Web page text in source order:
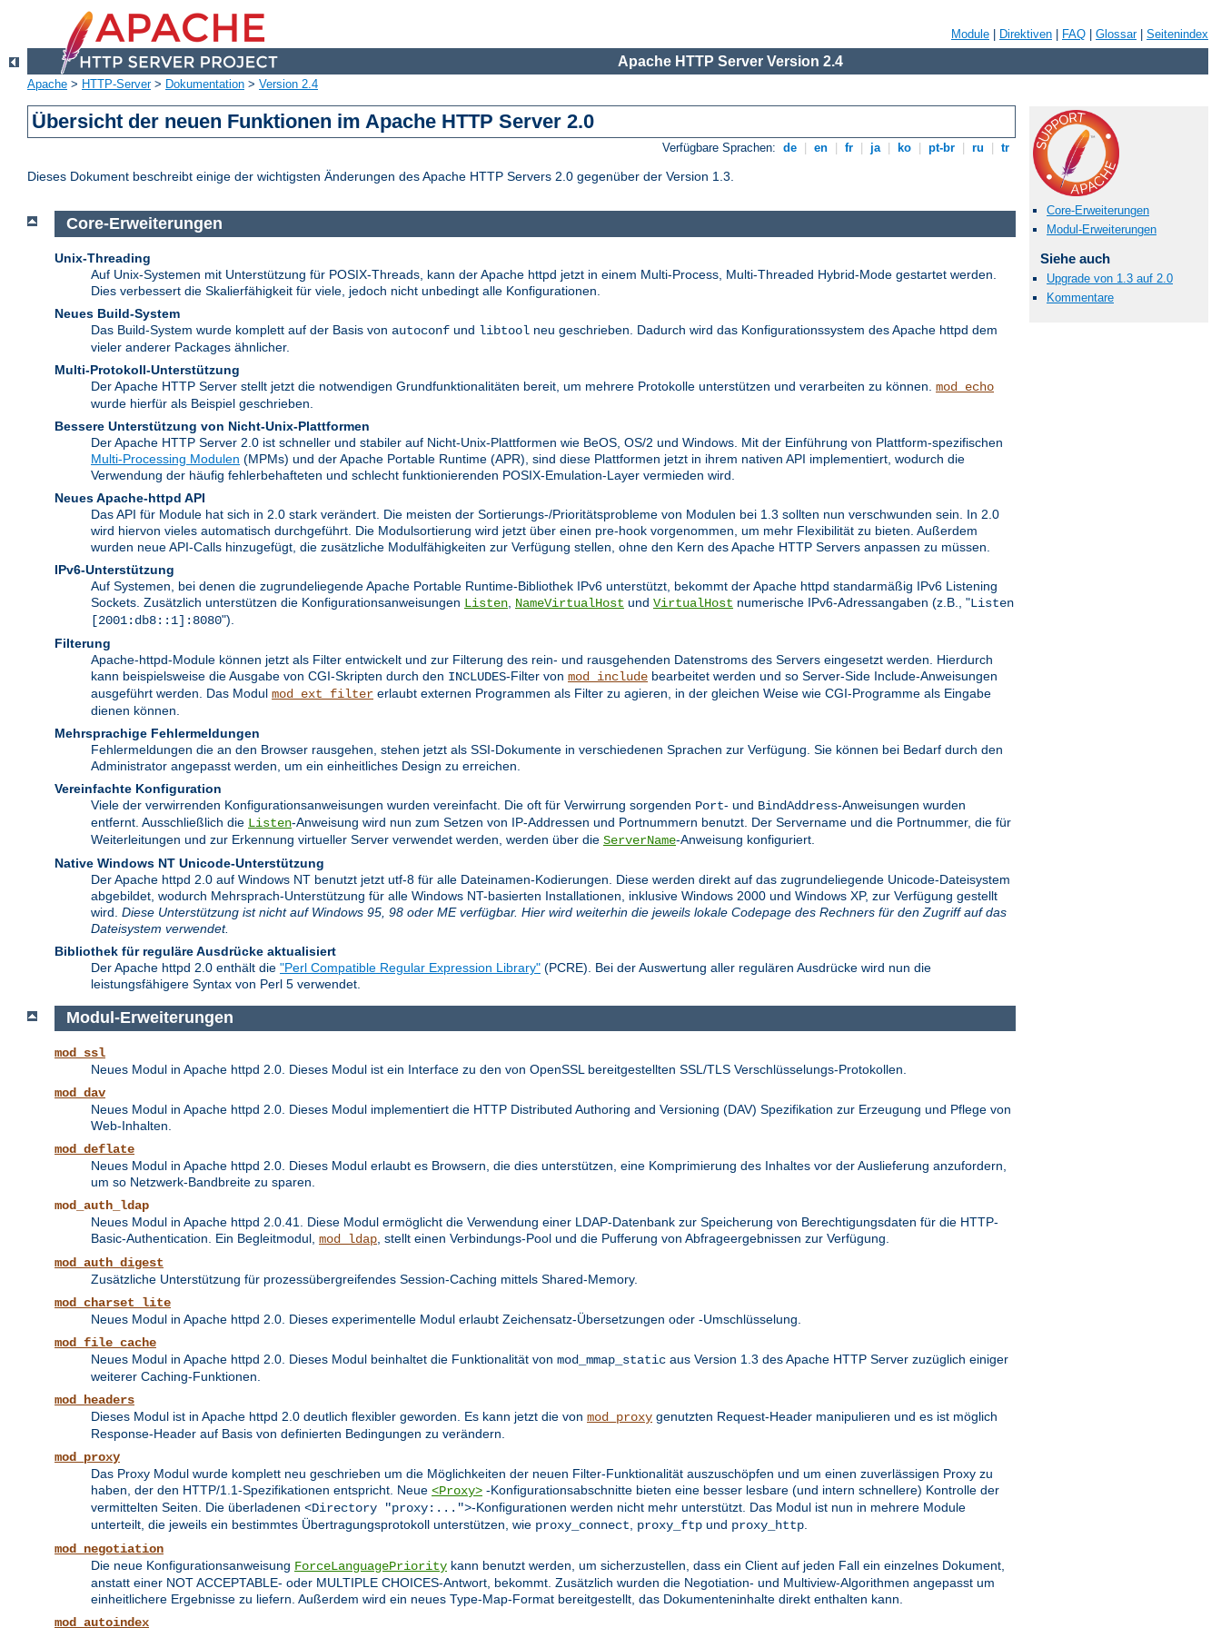
Module Direktiven FAQ Glossar| Seitenindex
Apache HTTP Server Version 2.4
Apache > HTTP-Server> Dokumentation > Version 2.4
Übersicht der neuen Funktionen im Apache HTTP Server 2.0
Verfügbare Sprachen: de en fr ja ko pt-br ru tr
Dieses Dokument beschreibt einige der wichtigsten Änderungen des Apache HTTP Servers 2.0 gegenüber der Version 1.3.
Core-Erweiterungen
Modul-Erweiterungen
Siehe auch
Upgrade von 1.3 auf 2.0
Kommentare
Core-Erweiterungen
Unix-Threading
Auf Unix-Systemen mit Unterstützung für POSIX-Threads, kann der Apache httpd jetzt in einem Multi-Process, Multi-Threaded Hybrid-Mode gestartet werden.
Dies verbessert die Skalierfähigkeit für viele, jedoch nicht unbedingt alle Konfigurationen.
Neues Build-System
Das Build-System wurde komplett auf der Basis von autoconf und libtool neu geschrieben. Dadurch wird das Konfigurationssystem des Apache httpd dem
vieler anderer Packages ähnlicher.
Multi-Protokoll-Unterstützung
Der Apache HTTP Server stellt jetzt die notwendigen Grundfunktionalitäten bereit, um mehrere Protokolle unterstützen und verarbeiten zu können. mod_echo
wurde hierfür als Beispiel geschrieben.
Bessere Unterstützung von Nicht-Unix-Plattformen
Der Apache HTTP Server 2.0 ist schneller und stabiler auf Nicht-Unix-Plattformen wie BeOS, OS/2 und Windows. Mit der Einführung von Plattform-spezifischen
Multi-Processing Modulen (MPMs) und der Apache Portable Runtime (APR), sind diese Plattformen jetzt in ihrem nativen API implementiert, wodurch die
Verwendung der häufig fehlerbehafteten und schlecht funktionierenden POSIX-Emulation-Layer vermieden wird.
Neues Apache-httpd API
Das API für Module hat sich in 2.0 stark verändert. Die meisten der Sortierungs-/Prioritätsprobleme von Modulen bei 1.3 sollten nun verschwunden sein. In 2.0
wird hiervon vieles automatisch durchgeführt. Die Modulsortierung wird jetzt über einen pre-hook vorgenommen, um mehr Flexibilität zu bieten. Außerdem
wurden neue API-Calls hinzugefügt, die zusätzliche Modulfähigkeiten zur Verfügung stellen, ohne den Kern des Apache HTTP Servers anpassen zu müssen.
IPv6-Unterstützung
Auf Systemen, bei denen die zugrundeliegende Apache Portable Runtime-Bibliothek IPv6 unterstützt, bekommt der Apache httpd standarmäßig IPv6 Listening
Sockets. Zusätzlich unterstützen die Konfigurationsanweisungen Listen NameVirtualHost und VirtualHost numerische IPv6-Adressangaben (z.B., "Listen
[2001:db8::1]:8080").
Filterung
Apache-httpd-Module können jetzt als Filter entwickelt und zur Filterung des rein- und rausgehenden Datenstroms des Servers eingesetzt werden. Hierdurch
kann beispielsweise die Ausgabe von CGI-Skripten durch den INCLUDES-Filter von mod_include bearbeitet werden und so Server-Side Include-Anweisungen
ausgeführt werden. Das Modul mod_ext_filter erlaubt externen Programmen als Filter zu agieren, in der gleichen Weise wie CGI-Programme als Eingabe
dienen können.
Mehrsprachige Fehlermeldungen
Fehlermeldungen die an den Browser rausgehen, stehen jetzt als SSI-Dokumente in verschiedenen Sprachen zur Verfügung. Sie können bei Bedarf durch den
Administrator angepasst werden, um ein einheitliches Design zu erreichen.
Vereinfachte Konfiguration
Viele der verwirrenden Konfigurationsanweisungen wurden vereinfacht. Die oft für Verwirrung sorgenden Port- und BindAddress-Anweisungen wurden
entfernt. Ausschließlich die Listen-Anweisung wird nun zum Setzen von IP-Addressen und Portnummern benutzt. Der Servername und die Portnummer, die für
Weiterleitungen und zur Erkennung virtueller Server verwendet werden, werden über die ServerName-Anweisung konfiguriert.
Native Windows NT Unicode-Unterstützung
Der Apache httpd 2.0 auf Windows NT benutzt jetzt utf-8 für alle Dateinamen-Kodierungen. Diese werden direkt auf das zugrundeliegende Unicode-Dateisystem
abgebildet, wodurch Mehrsprach-Unterstützung für alle Windows NT-basierten Installationen, inklusive Windows 2000 und Windows XP, zur Verfügung gestellt
wird. Diese Unterstützung ist nicht auf Windows 95, 98 oder ME verfügbar. Hier wird weiterhin die jeweils lokale Codepage des Rechners für den Zugriff auf das
Dateisystem verwendet.
Bibliothek für reguläre Ausdrücke aktualisiert
Der Apache httpd 2.0 enthält die "Perl Compatible Regular Expression Library" (PCRE). Bei der Auswertung aller regulären Ausdrücke wird nun die
leistungsfähigere Syntax von Perl 5 verwendet.
Modul-Erweiterungen
mod_ssl
Neues Modul in Apache httpd 2.0. Dieses Modul ist ein Interface zu den von OpenSSL bereitgestellten SSL/TLS Verschlüsselungs-Protokollen.
mod_dav
Neues Modul in Apache httpd 2.0. Dieses Modul implementiert die HTTP Distributed Authoring and Versioning (DAV) Spezifikation zur Erzeugung und Pflege von
Web-Inhalten.
mod_deflate
Neues Modul in Apache httpd 2.0. Dieses Modul erlaubt es Browsern, die dies unterstützen, eine Komprimierung des Inhaltes vor der Auslieferung anzufordern,
um so Netzwerk-Bandbreite zu sparen.
mod_auth_ldap
Neues Modul in Apache httpd 2.0.41. Diese Modul ermöglicht die Verwendung einer LDAP-Datenbank zur Speicherung von Berechtigungsdaten für die HTTP-
Basic-Authentication. Ein Begleitmodul, mod_ldap , stellt einen Verbindungs-Pool und die Pufferung von Abfrageergebnissen zur Verfügung.
mod_auth_digest
Zusätzliche Unterstützung für prozessübergreifendes Session-Caching mittels Shared-Memory.
mod_charset_lite
Neues Modul in Apache httpd 2.0. Dieses experimentelle Modul erlaubt Zeichensatz-Übersetzungen oder -Umschlüsselung.
mod_file_cache
Neues Modul in Apache httpd 2.0. Dieses Modul beinhaltet die Funktionalität von mod_mmap_static aus Version 1.3 des Apache HTTP Server zuzüglich einiger
weiterer Caching-Funktionen.
mod_headers
Dieses Modul ist in Apache httpd 2.0 deutlich flexibler geworden. Es kann jetzt die von mod_proxy genutzten Request-Header manipulieren und es ist möglich
Response-Header auf Basis von definierten Bedingungen zu verändern.
mod_proxy
Das Proxy Modul wurde komplett neu geschrieben um die Möglichkeiten der neuen Filter-Funktionalität auszuschöpfen und um einen zuverlässigen Proxy zu
haben, der den HTTP/1.1-Spezifikationen entspricht. Neue <Proxy> -Konfigurationsabschnitte bieten eine besser lesbare (und intern schnellere) Kontrolle der
vermittelten Seiten. Die überladenen <Directory "proxy:...">-Konfigurationen werden nicht mehr unterstützt. Das Modul ist nun in mehrere Module
unterteilt, die jeweils ein bestimmtes Übertragungsprotokoll unterstützen, wie proxy_connect proxy_ftp und proxy_http
mod_negotiation
Die neue Konfigurationsanweisung ForceLanguagePriority kann benutzt werden, um sicherzustellen, dass ein Client auf jeden Fall ein einzelnes Dokument,
anstatt einer NOT ACCEPTABLE- oder MULTIPLE CHOICES-Antwort, bekommt. Zusätzlich wurden die Negotiation- und Multiview-Algorithmen angepasst um
einheitlichere Ergebnisse zu liefern. Außerdem wird ein neues Type-Map-Format bereitgestellt, das Dokumenteninhalte direkt enthalten kann.
mod_autoindex